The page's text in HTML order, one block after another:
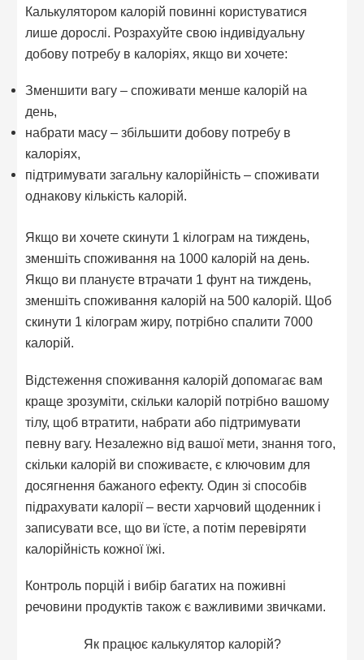
Калькулятором калорій повинні користуватися
лише дорослі. Розрахуйте свою індивідуальну
добову потребу в калоріях, якщо ви хочете:
Зменшити вагу – споживати менше калорій на
день,
набрати масу – збільшити добову потребу в
калоріях,
підтримувати загальну калорійність – споживати
однакову кількість калорій.
Якщо ви хочете скинути 1 кілограм на тиждень,
зменшіть споживання на 1000 калорій на день.
Якщо ви плануєте втрачати 1 фунт на тиждень,
зменшіть споживання калорій на 500 калорій. Щоб
скинути 1 кілограм жиру, потрібно спалити 7000
калорій.
Відстеження споживання калорій допомагає вам
краще зрозуміти, скільки калорій потрібно вашому
тілу, щоб втратити, набрати або підтримувати
певну вагу. Незалежно від вашої мети, знання того,
скільки калорій ви споживаєте, є ключовим для
досягнення бажаного ефекту. Один зі способів
підрахувати калорії – вести харчовий щоденник і
записувати все, що ви їсте, а потім перевіряти
калорійність кожної їжі.
Контроль порцій і вибір багатих на поживні
речовини продуктів також є важливими звичками.
Як працює калькулятор калорій?